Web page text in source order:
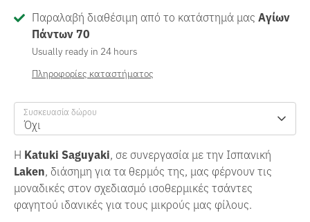
Παραλαβή διαθέσιμη από το κατάστημά μας Αγίων
Πάντων 70
Usually ready in 24 hours
Πληροφορίες καταστήματος
Συσκευασία δώρου
Όχι
Η Katuki Saguyaki, σε συνεργασία με την Ισπανική
Laken, διάσημη για τα θερμός της, μας φέρνουν τις
μοναδικές στον σχεδιασμό ισοθερμικές τσάντες
φαγητού ιδανικές για τους μικρούς μας φίλους.